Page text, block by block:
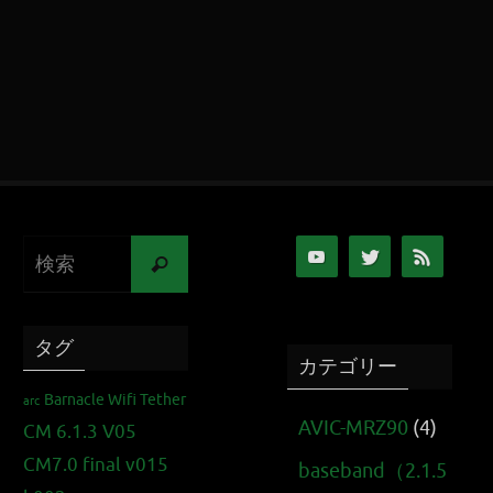
タグ
arc Barnacle Wifi Tether
CM 6.1.3 V05
CM7.0 final v015
カテゴリー
AVIC-MRZ90 (4)
baseband（2.1.5